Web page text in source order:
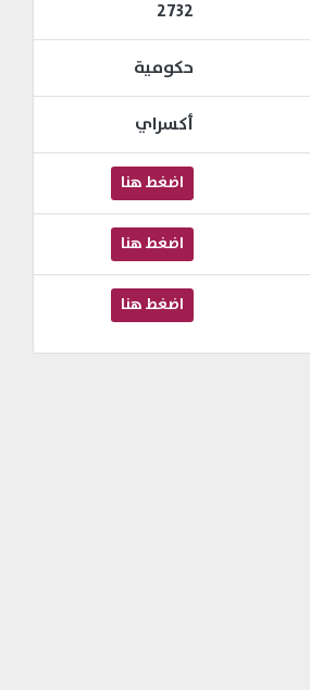
2732
حكومية
أكسراي
اضغط هنا
اضغط هنا
اضغط هنا